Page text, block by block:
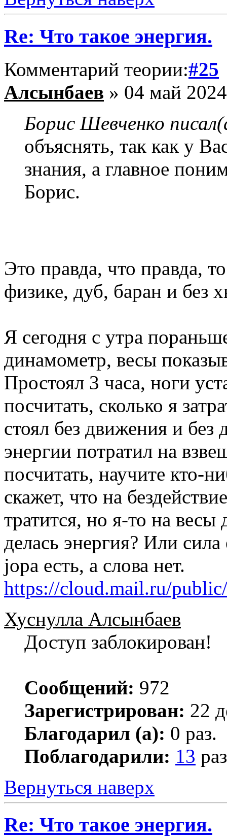
Re: Что такое энергия.
Комментарий теории:#25
Алсынбаев » 04 май
Борис Шевченко
объяснять, так как у
знания, а главное
Борис.
Это правда, что правда,
физике, дуб, баран и без
Я сегодня с утра
динамометр, весы
Простоял 3 часа, ноги
посчитать, сколько я
стоял без движения и
энергии потратил на
посчитать, научите кто-
скажет, что на
тратится, но я-то на
делась энергия? Или
jоpа есть, а слова нет.
https://cloud.mail.ru/
Хуснулла Алсынбаев
Доступ заблокирован!
Сообщений: 972
Зарегистрирован: 22
Благодарил (а): 0 раз.
Поблагодарили: 13
Вернуться наверх
Re: Что такое энергия.